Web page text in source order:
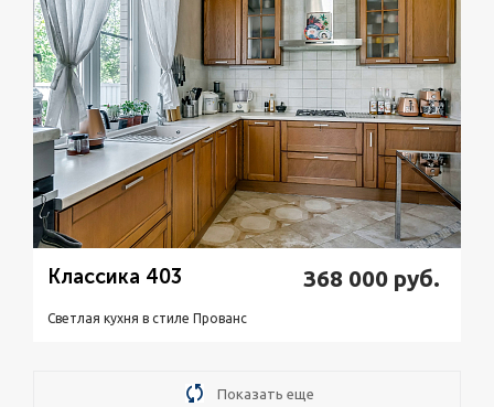
Классика 403 368 000 руб.
Светлая кухня в стиле Прованс
Подробнее
Показать еще